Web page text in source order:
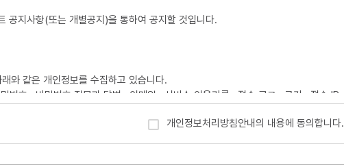
해지)를 요청할 수 있으며, 변경된 약관의 효력 발생일로부터 7일 이후에도 거부의사
판 또는 기타의 방법으로 공지함으로써 효력이 발생됩니다.
이용을 중단하고 본인의 회원등록을 취소할 수 있으며, 계속 사용하시는 경우에는
항과 같은 방법으로 효력이 발생합니다.
공지사항(또는 개별공지)을 통하여 공지할 것입니다.
와 같은 개인정보를 수집하고 있습니다.
번호 , 비밀번호 질문과 답변 , 이메일 , 서비스 이용기록 , 접속 로그 , 쿠키 , 접속 IP
개인정보처리방침안내의 내용에 동의합니다.